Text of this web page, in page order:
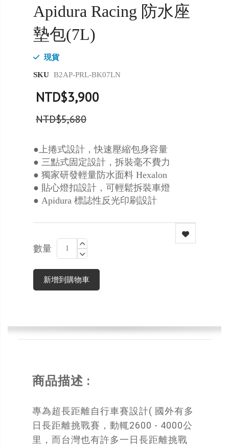
Apidura Racing 防水座
墊包(7L)
現貨
SKU B2AP-PRL-BK07LN
NTD$3,900
NTD$5,680
●上捲式設計，快速壓縮包身容量
● 三點式固定設計，拆裝毫不費力
● 獨家研發輕量防水面料 Hexalon
● 貼心燈扣設計，可輕鬆拆裝車燈
● Apidura 標誌性反光印刷設計
數量
新增到購物車
商品描述 :
專為超長距離自行車賽設計( 國外有多
日長距離挑戰賽，動輒2600 - 4000公
里，而台灣也有許多一日長距離挑戰